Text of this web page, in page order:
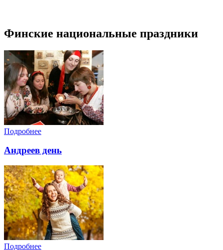
Финские национальные праздники
Подробнее
Андреев день
Подробнее